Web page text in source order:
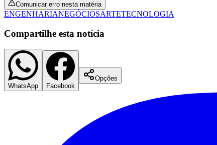
Comunicar erro nesta matéria
ENGENHARIANEGÓCIOSARTETECNOLOGIA
Compartilhe esta notícia
WhatsApp Facebook
Opções